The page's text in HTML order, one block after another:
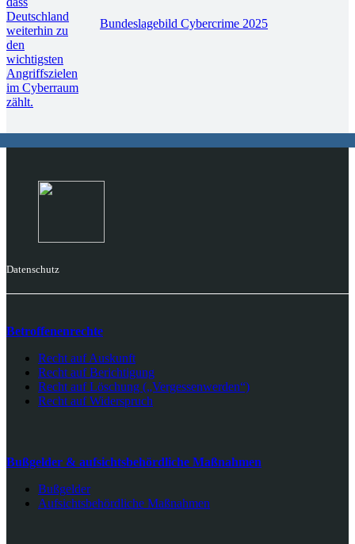
Bundeslagebild Cybercrime 2025
Datenschutz
Betroffenenrechte
Recht auf Auskunft
Recht auf Berichtigung
Recht auf Löschung („Vergessenwerden“)
Recht auf Widerspruch
Bußgelder & aufsichtsbehördliche Maßnahmen
Bußgelder
Aufsichtsbehördliche Maßnahmen